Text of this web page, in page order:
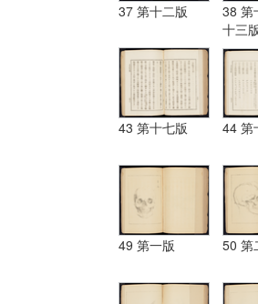
37 第十二版
38 第
十三
43 第十七版 44 第
49 第一版 50 第